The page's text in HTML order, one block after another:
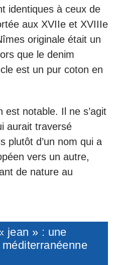
identiques à ceux de
aux XVIIe et XVIIIe
originale était un
que le denim
est un pur coton en
est notable. Il ne s’agit
aurait traversé
plutôt d’un nom qui a
vers un autre,
de nature au
jean » : une